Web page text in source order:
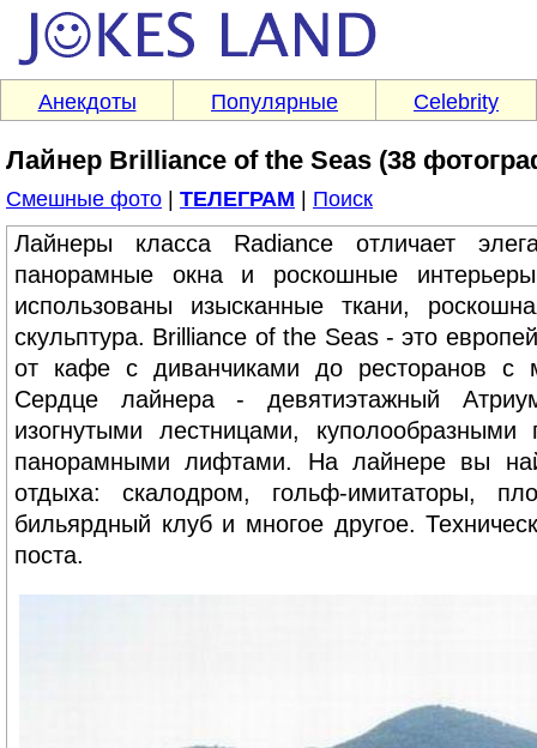
Анекдоты Популярные Celebrity
Лайнер Brilliance of the Seas (38
Смешные фото ТЕЛЕГРАМ Поиск
Лайнеры класса Radiance отличает
панорамные окна и роскошные
использованы изысканные ткани,
скульптура. Brilliance of the Seas - это
от кафе с диванчиками до ресторанов с
Сердце лайнера - девятиэтажный
изогнутыми лестницами,
панорамными лифтами. На лайнере вы
отдыха: скалодром, гольф-имитаторы,
бильярдный клуб и многое другое.
поста.